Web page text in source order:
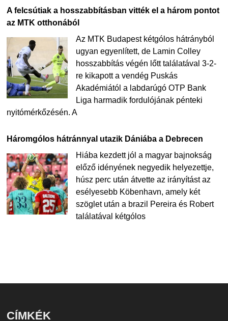
A felcsútiak a hosszabbításban vitték el a három pontot
az MTK otthonából
Az MTK Budapest kétgólos hátrányból
ugyan egyenlített, de Lamin Colley
hosszabbítás végén lőtt találatával 3-2-
re kikapott a vendég Puskás
Akadémiától a labdarúgó OTP Bank
Liga harmadik fordulójának pénteki
nyitómérkőzésén. A
Háromgólos hátránnyal utazik Dániába a Debrecen
Hiába kezdett jól a magyar bajnokság
előző idényének negyedik helyezettje,
húsz perc után átvette az irányítást az
esélyesebb Köbenhavn, amely két
szöglet után a brazil Pereira és Robert
találatával kétgólos
CÍMKÉK